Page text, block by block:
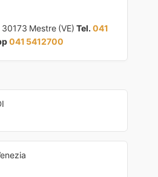
Mestre (VE) Tel. 041
041 5412700